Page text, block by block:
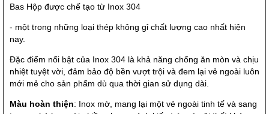
Bas Hộp được chế tạo từ Inox 304
- một trong những loại thép không gỉ chất lượng cao nhất hiện
nay.
Đặc điểm nổi bật của Inox 304 là khả năng chống ăn mòn và chịu
nhiệt tuyệt vời, đảm bảo độ bền vượt trội và đem lại vẻ ngoài luôn
mới mẻ cho sản phẩm dù qua thời gian sử dụng dài.
Màu hoàn thiện: Inox mờ, mang lại một vẻ ngoài tinh tế và sang